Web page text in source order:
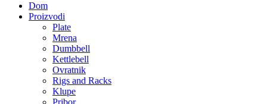
Dom
Proizvodi
Plate
Mrena
Dumbbell
Kettlebell
Ovratnik
Rigs and Racks
Klupe
Pribor